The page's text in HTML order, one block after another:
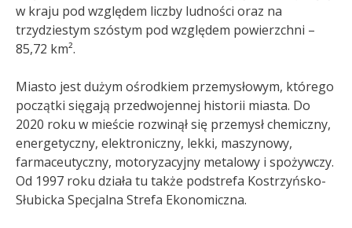
w kraju pod względem liczby ludności oraz na
trzydziestym szóstym pod względem powierzchni –
85,72 km².
Miasto jest dużym ośrodkiem przemysłowym, którego
początki sięgają przedwojennej historii miasta. Do
2020 roku w mieście rozwinął się przemysł chemiczny,
energetyczny, elektroniczny, lekki, maszynowy,
farmaceutyczny, motoryzacyjny metalowy i spożywczy.
Od 1997 roku działa tu także podstrefa Kostrzyńsko-
Słubicka Specjalna Strefa Ekonomiczna.